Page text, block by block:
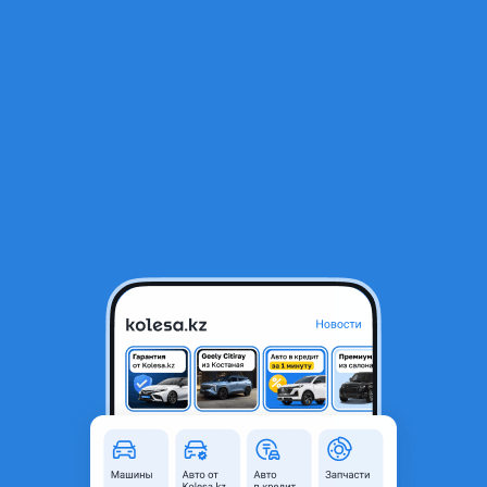
Коробка автомат Subaru 40 зуб
Астана, Акмолинская